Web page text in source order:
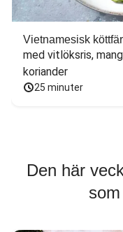
Vietnamesisk
med vitlöksris,
koriander
25 minuter
Den här